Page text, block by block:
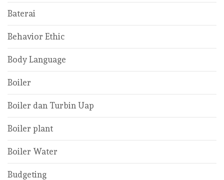
Baterai
Behavior Ethic
Body Language
Boiler
Boiler dan Turbin Uap
Boiler plant
Boiler Water
Budgeting